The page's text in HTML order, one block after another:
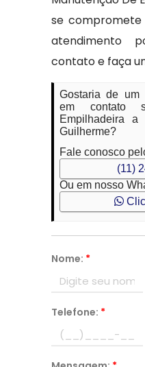
se
atendimento
contato e faça
Gostaria de um
em contato
Empilhadeira
Guilherme?
Fale conosco
(11)
Ou em nosso
Nome: *
Telefone: *